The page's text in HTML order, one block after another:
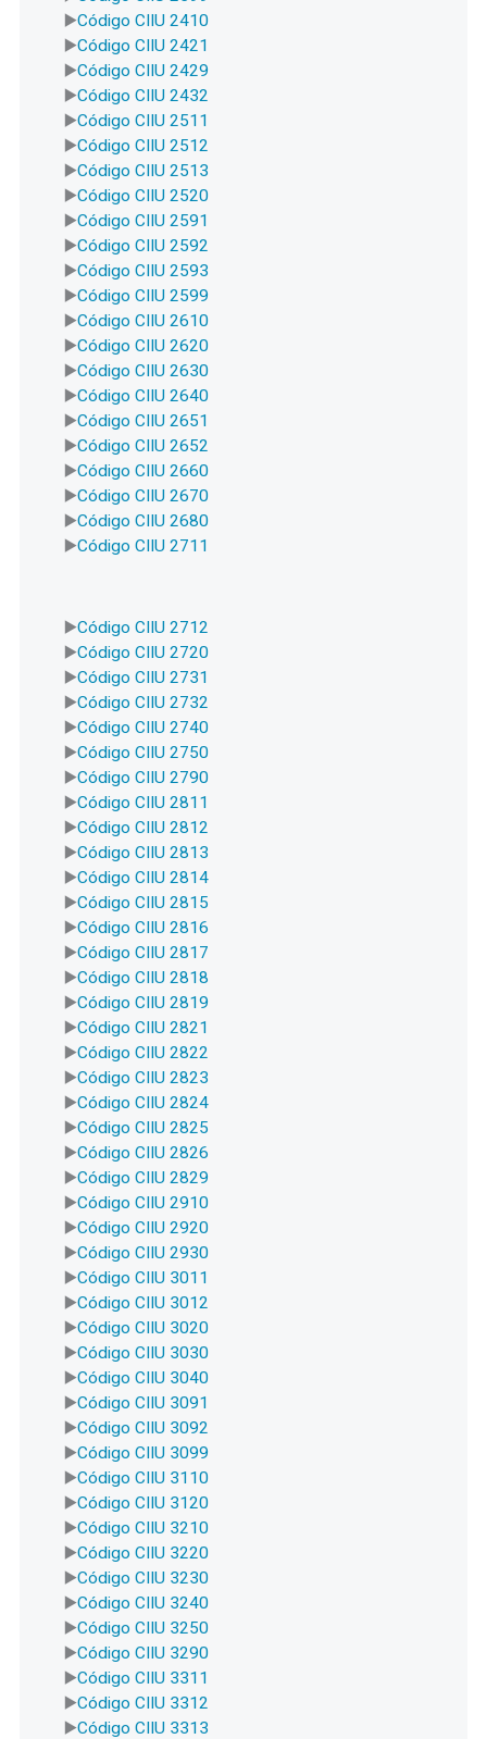
Código CIIU 2410
Código CIIU 2421
Código CIIU 2429
Código CIIU 2432
Código CIIU 2511
Código CIIU 2512
Código CIIU 2513
Código CIIU 2520
Código CIIU 2591
Código CIIU 2592
Código CIIU 2593
Código CIIU 2599
Código CIIU 2610
Código CIIU 2620
Código CIIU 2630
Código CIIU 2640
Código CIIU 2651
Código CIIU 2652
Código CIIU 2660
Código CIIU 2670
Código CIIU 2680
Código CIIU 2711
Código CIIU 2712
Código CIIU 2720
Código CIIU 2731
Código CIIU 2732
Código CIIU 2740
Código CIIU 2750
Código CIIU 2790
Código CIIU 2811
Código CIIU 2812
Código CIIU 2813
Código CIIU 2814
Código CIIU 2815
Código CIIU 2816
Código CIIU 2817
Código CIIU 2818
Código CIIU 2819
Código CIIU 2821
Código CIIU 2822
Código CIIU 2823
Código CIIU 2824
Código CIIU 2825
Código CIIU 2826
Código CIIU 2829
Código CIIU 2910
Código CIIU 2920
Código CIIU 2930
Código CIIU 3011
Código CIIU 3012
Código CIIU 3020
Código CIIU 3030
Código CIIU 3040
Código CIIU 3091
Código CIIU 3092
Código CIIU 3099
Código CIIU 3110
Código CIIU 3120
Código CIIU 3210
Código CIIU 3220
Código CIIU 3230
Código CIIU 3240
Código CIIU 3250
Código CIIU 3290
Código CIIU 3311
Código CIIU 3312
Código CIIU 3313